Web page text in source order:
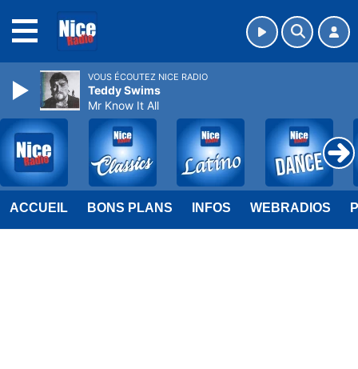
ACCUEIL BONS PLANS INFOS WEBRADIOS
VOUS ÉCOUTEZ NICE RADIO
Teddy Swims
Mr Know It All